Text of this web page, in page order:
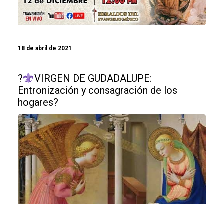
18 de abril de 2021
?
VIRGEN DE GUDADALUPE:
Entronización y consagración de los
hogares?